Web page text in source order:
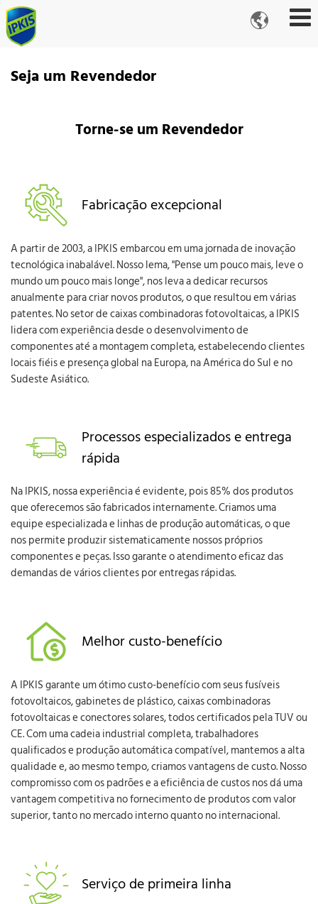

Seja um Revendedor
Torne-se um Revendedor
Fabricação excepcional
A partir de 2003, a IPKIS embarcou em uma jornada de inovação
tecnológica inabalável. Nosso lema, "Pense um pouco mais, leve o
mundo um pouco mais longe", nos leva a dedicar recursos
anualmente para criar novos produtos, o que resultou em várias
patentes. No setor de caixas combinadoras fotovoltaicas, a IPKIS
lidera com experiência desde o desenvolvimento de
componentes até a montagem completa, estabelecendo clientes
locais fiéis e presença global na Europa, na América do Sul e no
Sudeste Asiático.
Processos especializados e entrega
rápida
Na IPKIS, nossa experiência é evidente, pois 85% dos produtos
que oferecemos são fabricados internamente. Criamos uma
equipe especializada e linhas de produção automáticas, o que
nos permite produzir sistematicamente nossos próprios
componentes e peças. Isso garante o atendimento eficaz das
demandas de vários clientes por entregas rápidas.
Melhor custo-benefício
A IPKIS garante um ótimo custo-benefício com seus fusíveis
fotovoltaicos, gabinetes de plástico, caixas combinadoras
fotovoltaicas e conectores solares, todos certificados pela TUV ou
CE. Com uma cadeia industrial completa, trabalhadores
qualificados e produção automática compatível, mantemos a alta
qualidade e, ao mesmo tempo, criamos vantagens de custo. Nosso
compromisso com os padrões e a eficiência de custos nos dá uma
vantagem competitiva no fornecimento de produtos com valor
superior, tanto no mercado interno quanto no internacional.
Serviço de primeira linha